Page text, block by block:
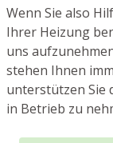
Wenn Sie also
Ihrer Heizung
uns
stehen Ihnen
unterstützen Sie
in Betrieb zu